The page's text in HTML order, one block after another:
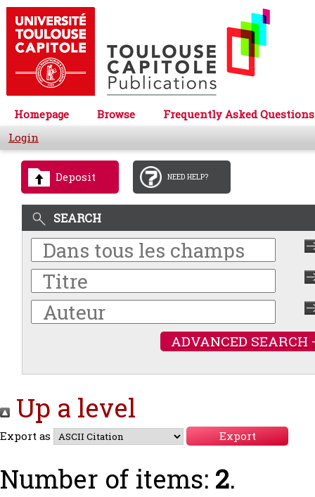
Homepage Browse
Frequently Asked Questions
Login
Deposit NEED HELP?
SEARCH
ADVANCED SEARCH
Up a level
Export as
Number of items: 2.